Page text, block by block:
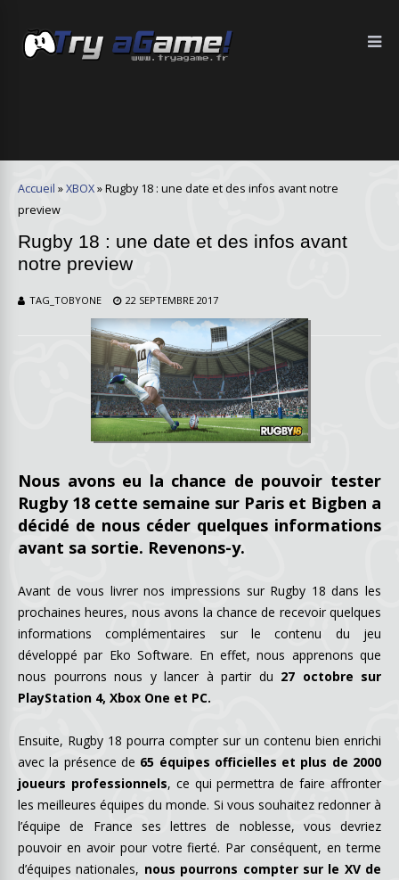
Accueil »XBOX»Rugby 18 : une date et des infos avant notre
preview
Rugby 18 : une date et des infos avant
notre preview
TAG_TOBYONE 22 SEPTEMBRE 2017
Nous avons eu la chance de pouvoir tester
Rugby 18 cette semaine sur Paris et Bigben a
décidé de nous céder quelques informations
avant sa sortie. Revenons-y.
Avant de vous livrer nos impressions sur Rugby 18 dans les
prochaines heures, nous avons la chance de recevoir quelques
informations complémentaires sur le contenu du jeu
développé par Eko Software. En effet, nous apprenons que
nous pourrons nous y lancer à partir du 27 octobre sur
PlayStation 4, Xbox One et PC.
Ensuite, Rugby 18 pourra compter sur un contenu bien enrichi
avec la présence de 65 équipes officielles et plus de 2000
joueurs professionnels, ce qui permettra de faire affronter
les meilleures équipes du monde. Si vous souhaitez redonner à
l’équipe de France ses lettres de noblesse, vous devriez
pouvoir en avoir pour votre fierté. Par conséquent, en terme
d’équipes nationales, nous pourrons compter sur le XV de